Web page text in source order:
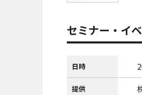
セミナー・イ
日時
提供